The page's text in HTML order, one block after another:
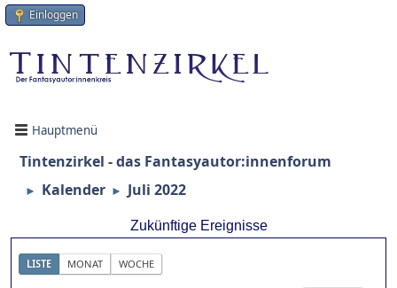
Einloggen
Hauptmenü
Tintenzirkel - das Fantasyautor:innenforum
► Kalender ► Juli 2022
Zukünftige Ereignisse
LISTE MONAT WOCHE